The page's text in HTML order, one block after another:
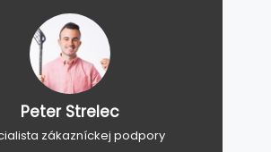
Peter Strelec
zákazníckej podpory